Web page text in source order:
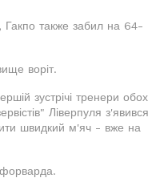
также забил на 64-
воріт.
зустрічі тренери обох
Ліверпуля з'явився
швидкий м'яч - вже на